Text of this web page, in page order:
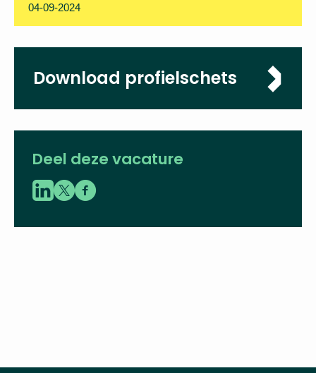
04-09-2024
Download profielschets
Deel deze vacature